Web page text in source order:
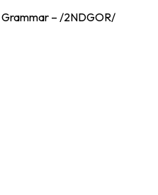
Grammar – /2NDGOR/